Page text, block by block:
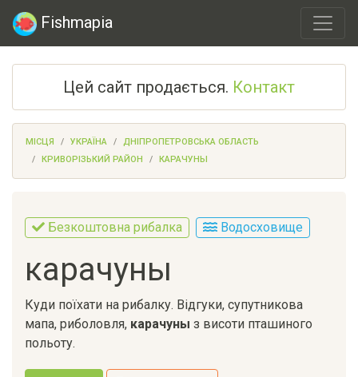
Fishmapia
Цей сайт продається. Контакт
МІСЦЯ УКРАЇНА
ДНІПРОПЕТРОВСЬКА ОБЛАСТЬ
КРИВОРІЗЬКИЙ РАЙОН
КАРАЧУНЫ
Безкоштовна рибалка Водосховище
карачуны
Куди поїхати на рибалку. Відгуки, супутникова
мапа, риболовля, карачуны з висоти пташиного
польоту.